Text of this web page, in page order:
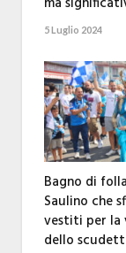
5 Luglio 2024
Bagno di
Saulino che
vestiti per
dello